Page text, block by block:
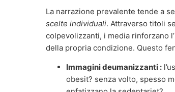
La narrazione prevalente tende a
scelte individuali. Attraverso titoli
colpevolizzanti, i media rinforzano
della propria condizione. Questo
Immagini deumanizzanti :
obesit? senza volto, spesso